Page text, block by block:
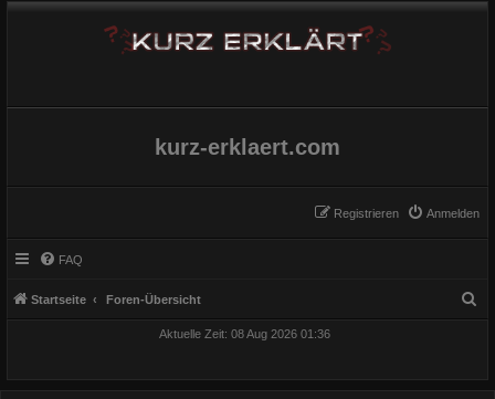
kurz-erklaert.com
Anmelden
Registrieren
FAQ
Startseite Foren-Übersicht
Aktuelle Zeit: 08 Aug 2026 01:36